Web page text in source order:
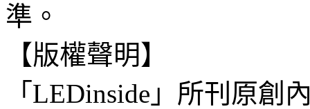
準。
【版權聲明】
「LEDinside」所刊原創